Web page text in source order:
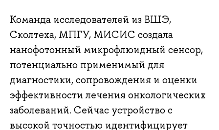
Команда исследователей из ВШЭ,
Сколтеха, МПГУ, МИСИС создала
нанофотонный микрофлюидный сенсор,
потенциально применимый для
диагностики, сопровождения и оценки
эффективности лечения онкологических
заболеваний. Сейчас устройство с
высокой точностью идентифицирует